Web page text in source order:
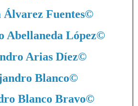
Fuentes©
Abellaneda López©
Arias Díez©
Blanco©
Blanco Bravo©